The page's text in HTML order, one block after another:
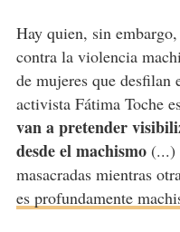
Hay quien, sin
contra la violencia
de mujeres que
activista Fátima Toche
van a pretender
desde el machismo(...)
masacradas mientras
es profundamente